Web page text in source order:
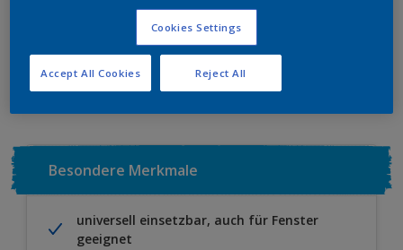
Besondere Merkmale
universell einsetzbar, auch für Fenster
geeignet
Cookies Settings
Reject All
Accept All Cookies